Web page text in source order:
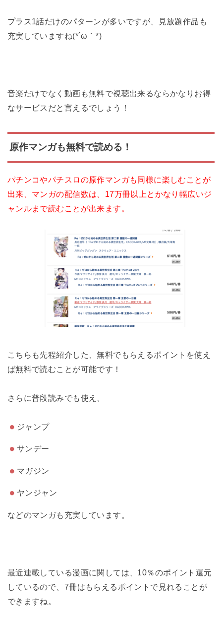
プラス1話だけのパターンが多いですが、見放題作品も
充実していますね(*´ω｀*)
音楽だけでなく動画も無料で視聴出来るならかなりお得
なサービスだと言えるでしょう！
原作マンガも無料で読める！
パチンコやパチスロの原作マンガも同様に楽しむことが
出来、マンガの配信数は、17万冊以上とかなり幅広いジ
ャンルまで読むことが出来ます。
こちらも先程紹介した、無料でもらえるポイントを使え
ば無料で読むことが可能です！
さらに普段読みでも使え、
ジャンプ
サンデー
マガジン
ヤンジャン
などのマンガも充実しています。
最近連載している漫画に関しては、 10％のポイント還元
しているので、7冊はもらえるポイントで見れることが
できますね。